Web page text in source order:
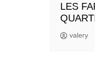
LES
valery